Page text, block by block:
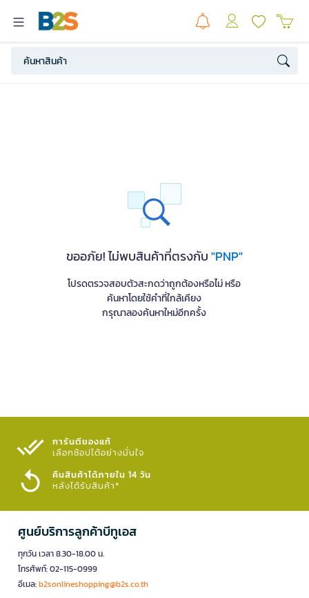
ขออภัย! ไม่พบสินค้าที่ตรงกับ"PNP"
โปรดตรวจสอบตัวสะกดว่าถูกต้องหรือไม่ หรือ
ค้นหาโดยใช้คำที่ใกล้เคียง
กรุณาลองค้นหาใหม่อีกครั้ง
การันตีของแท้
เลือกช้อปได้อย่างมั่นใจ​
คืนสินค้าได้ภายใน 14 วัน
หลังได้รับสินค้า*
ศูนย์บริการลูกค้าบีทูเอส
ทุกวัน เวลา 8.30-18.00 น.
โทรศัพท์: 02-115-0999
อีเมล:b2sonlineshopping@b2s.co.th